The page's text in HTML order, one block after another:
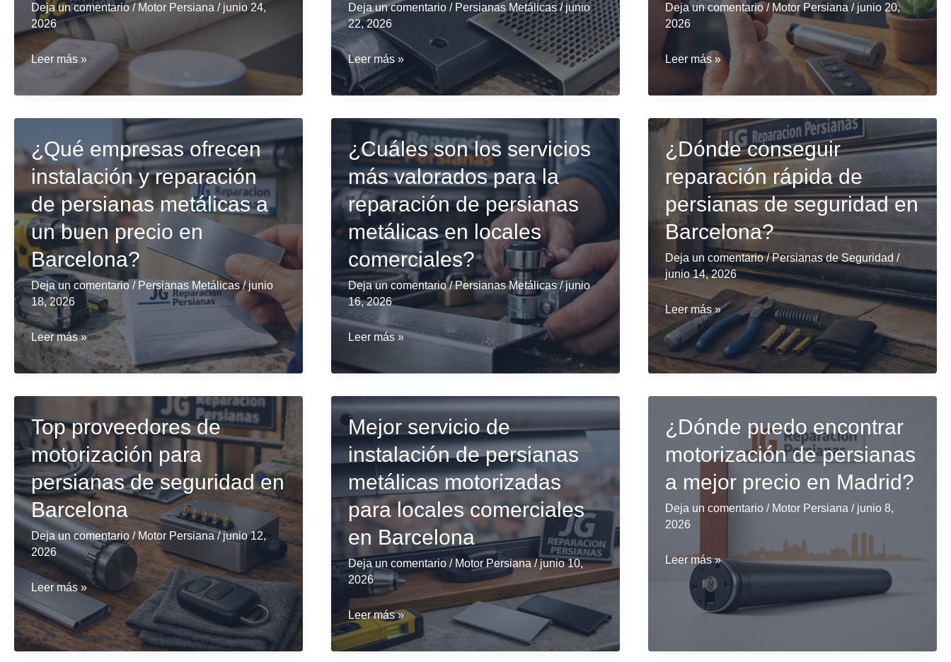
Barcelona?
Deja un comentario / Motor Persiana / junio 24,
2026
¿Cuáles
los
servicios
más
recomendados
para
la
motorización
de
persianas
en
Barcelona?
Leer más »
Deja un comentario / Persianas Metálicas/junio
22, 2026
Lista
de
opciones
de
persianas
metálicas
para
locales
en
Barcelona
más
populares
Leer más »
Deja un comentario /Motor Persiana / junio 20,
2026
¿Dónde
presupuestos
para
motorización
de
persianas
domésticas
en
Barcelona?
Leer más »
¿Qué empresas ofrecen
instalación y reparación
de persianas metálicas a
un buen precio en
Barcelona?
Deja un comentario / Persianas Metálicas/junio
18, 2026
¿Qué
empresas
ofrecen
instalación
y
reparación
de
persianas
metálicas
a
un
precio
en
Barcelona?
Leer más »
¿Cuáles son los servicios
más valorados para la
reparación de persianas
metálicas en locales
comerciales?
Deja un comentario /Persianas Metálicas/ junio
16, 2026
¿Cuáles
los
servicios
más
valorados
para
la
reparación
de
persianas
metálicas
en
locales
comerciales?
Leer más »
¿Dónde conseguir
reparación rápida de
persianas de seguridad en
Barcelona?
Deja un comentario /Persianas de Seguridad/
junio 14, 2026
¿Dónde
conseguir
reparación
rápida
de
seguridad
Barcelona?
Leer más »
Top proveedores de
motorización para
persianas de seguridad en
Barcelona
Deja un comentario / Motor Persiana/junio 12,
2026
Top
proveedores
de
motorización
Leer más »
Mejor servicio de
instalación de persianas
metálicas motorizadas
para locales comerciales
en Barcelona
Deja un comentario / Motor Persiana/junio 10,
2026
Mejor
servicio
de
Leer más »
¿Dónde puedo encontrar
motorización de persianas
a mejor precio en Madrid?
Deja un comentario / Motor Persiana / junio 8,
2026
¿Dónde
puedo
encontrar
Leer más »